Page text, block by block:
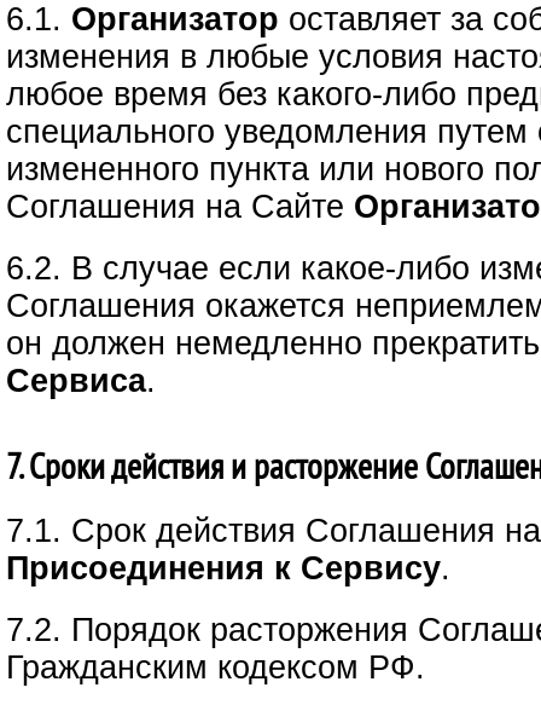
6.1. Организатор оставляет за
изменения в любые условия
любое время без какого-либо
специального уведомления путем
измененного пункта или нового
Соглашения на Сайте
6.2. В случае если какое-либо
Соглашения окажется
он должен немедленно
Сервиса.
7. Сроки действия и расторжение
7.1. Срок действия Соглашения
Присоединения к Сервису.
7.2. Порядок расторжения
Гражданским кодексом РФ.